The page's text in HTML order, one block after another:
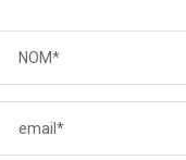
NOM*
email*